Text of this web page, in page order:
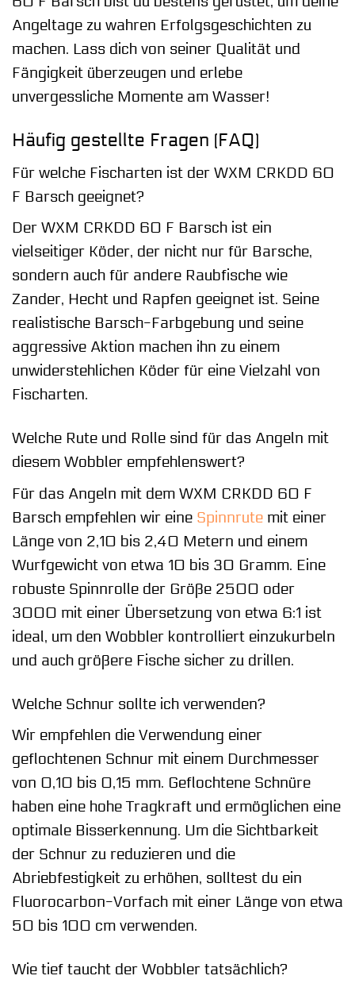
Angeltage zu wahren Erfolgsgeschichten zu
machen. Lass dich von seiner Qualität und
Fängigkeit überzeugen und erlebe
unvergessliche Momente am Wasser!
Häufig gestellte Fragen (FAQ)
Für welche Fischarten ist der WXM CRKDD 60
F Barsch geeignet?
Der WXM CRKDD 60 F Barsch ist ein
vielseitiger Köder, der nicht nur für Barsche,
sondern auch für andere Raubfische wie
Zander, Hecht und Rapfen geeignet ist. Seine
realistische Barsch-Farbgebung und seine
aggressive Aktion machen ihn zu einem
unwiderstehlichen Köder für eine Vielzahl von
Fischarten.
Welche Rute und Rolle sind für das Angeln mit
diesem Wobbler empfehlenswert?
Für das Angeln mit dem WXM CRKDD 60 F
Barsch empfehlen wir eine Spinnrute mit einer
Länge von 2,10 bis 2,40 Metern und einem
Wurfgewicht von etwa 10 bis 30 Gramm. Eine
robuste Spinnrolle der Größe 2500 oder
3000 mit einer Übersetzung von etwa 6:1 ist
ideal, um den Wobbler kontrolliert einzukurbeln
und auch größere Fische sicher zu drillen.
Welche Schnur sollte ich verwenden?
Wir empfehlen die Verwendung einer
geflochtenen Schnur mit einem Durchmesser
von 0,10 bis 0,15 mm. Geflochtene Schnüre
haben eine hohe Tragkraft und ermöglichen eine
optimale Bisserkennung. Um die Sichtbarkeit
der Schnur zu reduzieren und die
Abriebfestigkeit zu erhöhen, solltest du ein
Fluorocarbon-Vorfach mit einer Länge von etwa
50 bis 100 cm verwenden.
Wie tief taucht der Wobbler tatsächlich?